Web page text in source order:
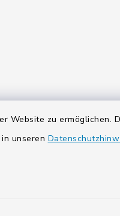
Website zu ermöglichen.
unseren